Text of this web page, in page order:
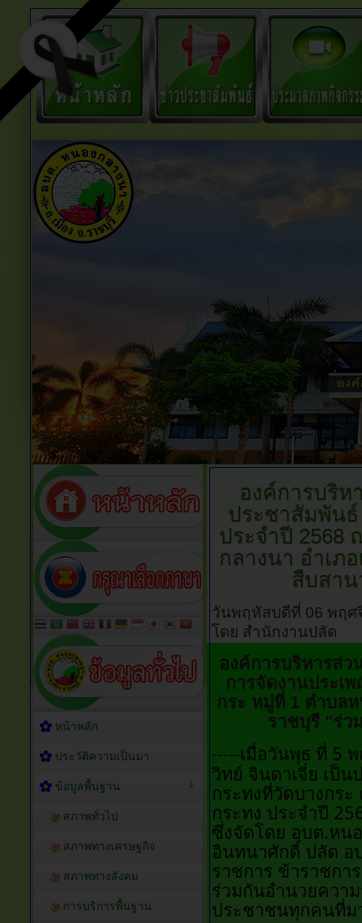
องค์การบริห
ประชาสัมพัน
ประจำปี 2568
กลางนา อำเภ
สืบสา
วันพฤหัสบดีที่ 06 พฤศ
โดย สำนักงานปลัด
องค์การบริหารส่
การจัดงานประเ
กระ หมู่ที่ 1 ตำบลห
ราชบุรี "ร่ว
-----เมื่อวันพุธ ที่ 5
วิทย์ จินดาเจี่ย เป็
กระทงที่วัดบางกระ
กระทง ประจำปี
ซึ่งจัดโดย อบต.หน
อินทนาศักดิ์ ปลัด อ
ราชการ ข้าราชกา
ร่วมกันอำนวยควา
ประชาชนทุกคนที่ม
หน้าหลัก
ประวัติความเป็นมา
ข้อมูลพื้นฐาน
สภาพทั่วไป
สภาพทางเศรษฐกิจ
สภาพทางสังคม
การบริการพื้นฐาน